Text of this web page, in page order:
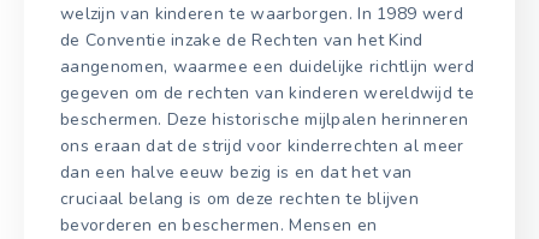
welzijn van kinderen te waarborgen. In 1989 werd
de Conventie inzake de Rechten van het Kind
aangenomen, waarmee een duidelijke richtlijn werd
gegeven om de rechten van kinderen wereldwijd te
beschermen. Deze historische mijlpalen herinneren
ons eraan dat de strijd voor kinderrechten al meer
dan een halve eeuw bezig is en dat het van
cruciaal belang is om deze rechten te blijven
bevorderen en beschermen. Mensen en